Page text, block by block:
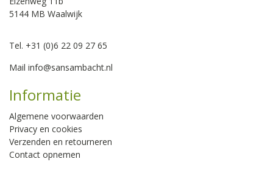
5144 MB Waalwijk
Tel. +31 (0)6 22 09 27 65
Mail info@sansambacht.nl
Informatie
Algemene voorwaarden
Privacy en cookies
Verzenden en retourneren
Contact opnemen